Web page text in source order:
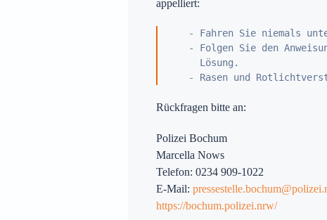
appelliert:
- Fahren Sie niemals
- Folgen Sie den
     Lösung.
- Rasen und
Rückfragen bitte an:
Polizei Bochum
Marcella Nows
Telefon: 0234 909-1022
E-Mail:
https://bochum.polizei.nrw/